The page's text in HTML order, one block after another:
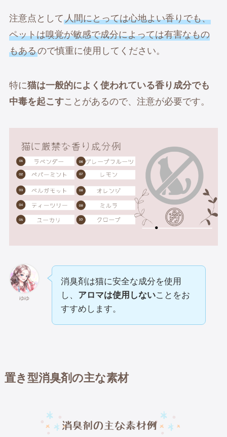
注意点として人間にとっては心地よい香りでも、
ペットは嗅覚が敏感で成分によっては有害なもの
もあるので慎重に使用してください。
特に猫は一般的によく使われている香り成分でも
中毒を起こすことがあるので、注意が必要です。
ゆゆ
消臭剤は猫に安全な成分を使用
し、 アロマは使用しないことをお
すすめします。
置き型消臭剤の主な素材